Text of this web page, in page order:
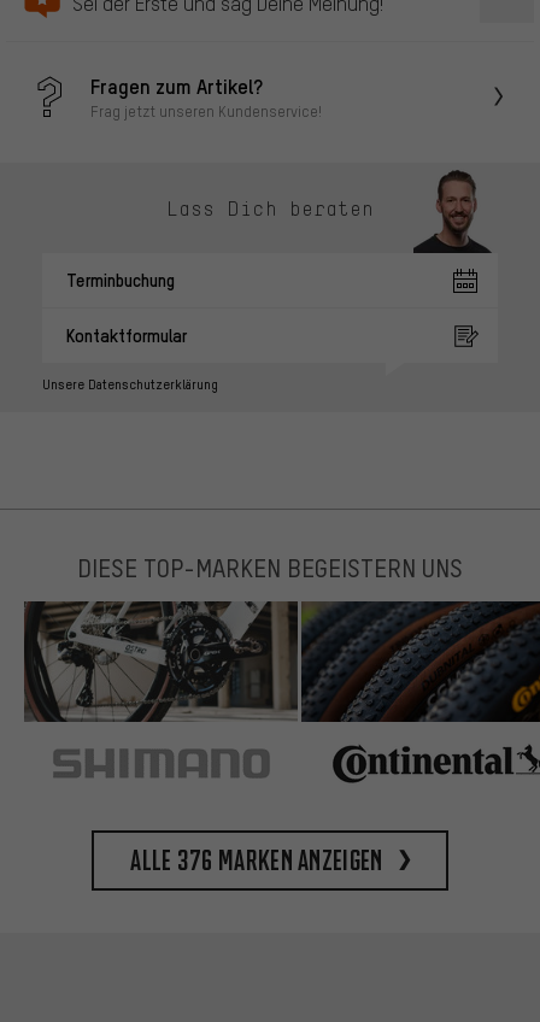
Fragen zum Artikel?
Frag jetzt unseren Kundenservice!
Lass Dich beraten
Terminbuchung
Kontaktformular
Unsere Datenschutzerklärung
DIESE TOP-MARKEN BEGEISTERN UNS
Alle 376 Marken anzeigen